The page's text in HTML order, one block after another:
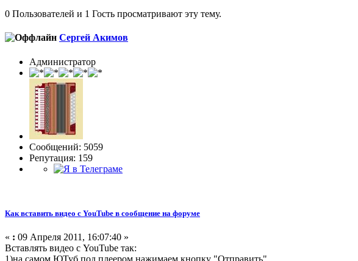
0 Пользователей и 1 Гость просматривают эту тему.
Сергей Акимов
Администратор
Сообщений: 5059
Репутация: 159
Как вставить видео с YouTube в сообщение на форуме
« : 09 Апреля 2011, 16:07:40 »
Вставлять видео с YouTube так:
1)на самом ЮТуб под плеером нажимаем кнопку "Отправить"